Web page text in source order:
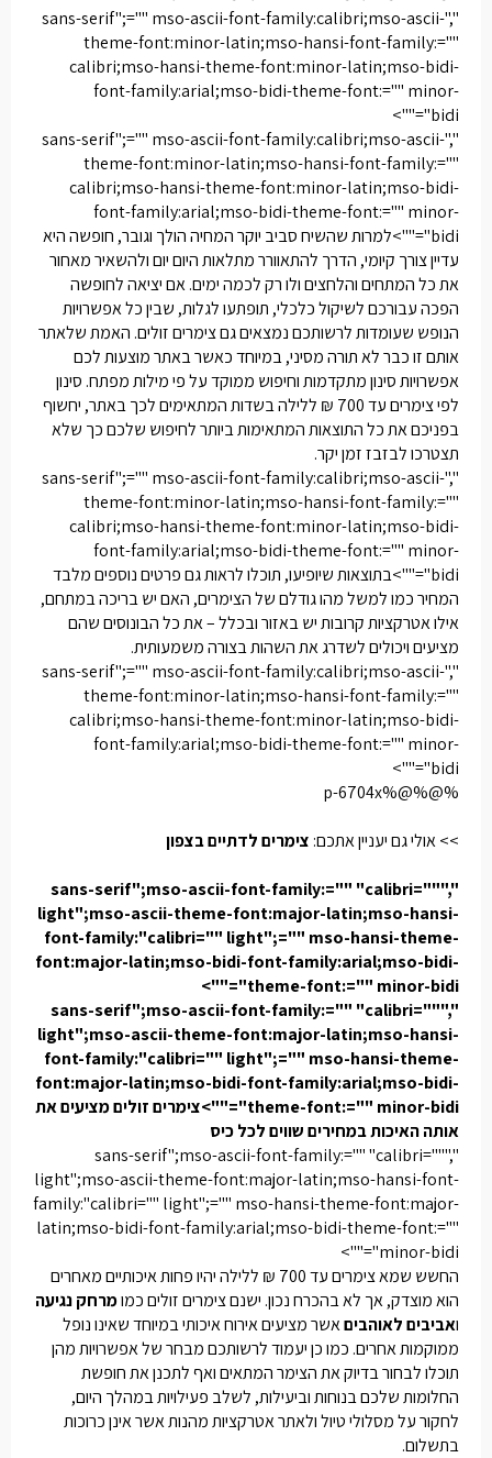
","sans-serif";="" mso-ascii-font-family:calibri;mso-ascii-
theme-font:minor-latin;mso-hansi-font-family:=""
calibri;mso-hansi-theme-font:minor-latin;mso-bidi-
font-family:arial;mso-bidi-theme-font:="" minor-
bidi"="">
","sans-serif";="" mso-ascii-font-family:calibri;mso-ascii-
theme-font:minor-latin;mso-hansi-font-family:=""
calibri;mso-hansi-theme-font:minor-latin;mso-bidi-
font-family:arial;mso-bidi-theme-font:="" minor-
bidi"="">למרות שהשיח סביב יוקר המחיה הולך וגובר, חופשה היא
עדיין צורך קיומי, הדרך להתאוורר מתלאות היום יום ולהשאיר מאחור
את כל המתחים והלחצים ולו רק לכמה ימים. אם יציאה לחופשה
הפכה עבורכם לשיקול כלכלי, תופתעו לגלות, שבין כל אפשרויות
הנופש שעומדות לרשותכם נמצאים גם צימרים זולים. האמת שלאתר
אותם זו כבר לא תורה מסיני, במיוחד כאשר באתר מוצעות לכם
אפשרויות סינון מתקדמות וחיפוש ממוקד על פי מילות מפתח. סינון
לפי צימרים עד 700 ₪ ללילה בשדות המתאימים לכך באתר, יחשוף
בפניכם את כל התוצאות המתאימות ביותר לחיפוש שלכם כך שלא
תצטרכו לבזבז זמן יקר.
","sans-serif";="" mso-ascii-font-family:calibri;mso-ascii-
theme-font:minor-latin;mso-hansi-font-family:=""
calibri;mso-hansi-theme-font:minor-latin;mso-bidi-
font-family:arial;mso-bidi-theme-font:="" minor-
bidi"="">בתוצאות שיופיעו, תוכלו לראות גם פרטים נוספים מלבד
המחיר כמו למשל מהו גודלם של הצימרים, האם יש בריכה במתחם,
אילו אטרקציות קרובות יש באזור ובכלל – את כל הבונוסים שהם
מציעים ויכולים לשדרג את השהות בצורה משמעותית.
","sans-serif";="" mso-ascii-font-family:calibri;mso-ascii-
theme-font:minor-latin;mso-hansi-font-family:=""
calibri;mso-hansi-theme-font:minor-latin;mso-bidi-
font-family:arial;mso-bidi-theme-font:="" minor-
bidi"="">
%@%@%p-6704x
>> אולי גם יעניין אתכם: צימרים לדתיים בצפון
","sans-serif";mso-ascii-font-family:="" "calibri=""
light";mso-ascii-theme-font:major-latin;mso-hansi-
font-family:"calibri="" light";="" mso-hansi-theme-
font:major-latin;mso-bidi-font-family:arial;mso-bidi-
theme-font:="" minor-bidi"="">
","sans-serif";mso-ascii-font-family:="" "calibri=""
light";mso-ascii-theme-font:major-latin;mso-hansi-
font-family:"calibri="" light";="" mso-hansi-theme-
font:major-latin;mso-bidi-font-family:arial;mso-bidi-
theme-font:="" minor-bidi"="">צימרים זולים מציעים את
אותה האיכות במחירים שווים לכל כיס
","sans-serif";mso-ascii-font-family:="" "calibri=""
light";mso-ascii-theme-font:major-latin;mso-hansi-font-
family:"calibri="" light";="" mso-hansi-theme-font:major-
latin;mso-bidi-font-family:arial;mso-bidi-theme-font:=""
minor-bidi"="">
החשש שמא צימרים עד 700 ₪ ללילה יהיו פחות איכותיים מאחרים
הוא מוצדק, אך לא בהכרח נכון. ישנם צימרים זולים כמומרחק נגיעה
ואביבים לאוהביםאשר מציעים אירוח איכותי במיוחד שאינו נופל
ממוקמות אחרים. כמו כן יעמוד לרשותכם מבחר של אפשרויות מהן
תוכלו לבחור בדיוק את הצימר המתאים ואף לתכנן את חופשת
החלומות שלכם בנוחות וביעילות, לשלב פעילויות במהלך היום,
לחקור על מסלולי טיול ולאתר אטרקציות מהנות אשר אינן כרוכות
בתשלום.